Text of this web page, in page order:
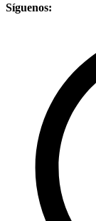
Síguenos: